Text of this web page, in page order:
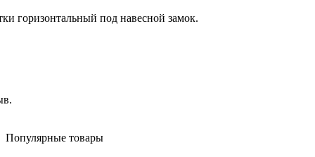
горизонтальный под навесной замок.
Популярные товары